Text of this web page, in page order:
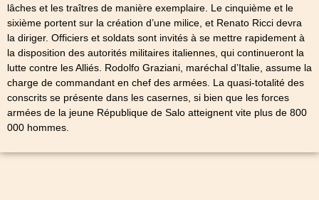
lâches et les traîtres de manière exemplaire. Le cinquième et le
sixième portent sur la création d’une milice, et Renato Ricci devra
la diriger. Officiers et soldats sont invités à se mettre rapidement à
la disposition des autorités militaires italiennes, qui continueront la
lutte contre les Alliés. Rodolfo Graziani, maréchal d’Italie, assume la
charge de commandant en chef des armées. La quasi-totalité des
conscrits se présente dans les casernes, si bien que les forces
armées de la jeune République de Salo atteignent vite plus de 800
000 hommes.